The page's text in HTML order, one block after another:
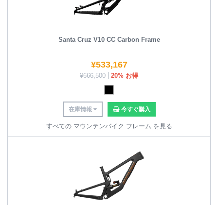
Santa Cruz V10 CC Carbon Frame
¥533,167
¥666,500 20% お得
在庫情報 今すぐ購入
すべての マウンテンバイク フレーム を見る